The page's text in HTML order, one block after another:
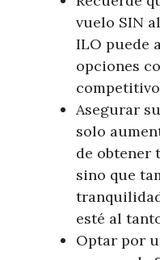
vuelo SIN
ILO puede
opciones
Asegurar
solo
de obtener
sino que
esté al
Optar por